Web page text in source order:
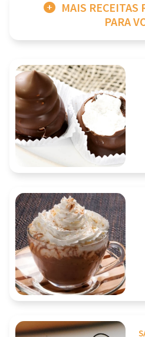
MAIS RECEITAS
PARA